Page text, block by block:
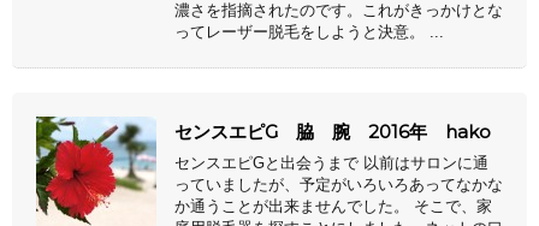
濃さを指摘されたのです。これがきっかけとな
ってレーザー脱毛をしようと決意。 ...
センスエピG 脇 腕 2016年 hako
センスエピGと出会うまで 以前はサロンに通
っていましたが、予定がいろいろあってなかな
か通うことが出来ませんでした。 そこで、家